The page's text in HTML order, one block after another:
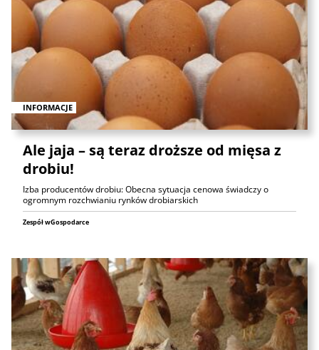
INFORMACJE
Ale jaja – są teraz droższe od mięsa z
drobiu!
Izba producentów drobiu: Obecna sytuacja cenowa świadczy o
ogromnym rozchwianiu rynków drobiarskich
Zespół wGospodarce